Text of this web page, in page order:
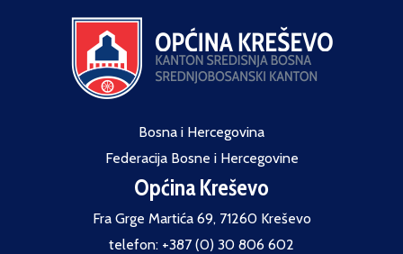
Bosna i Hercegovina
Federacija Bosne i Hercegovine
Općina Kreševo
Fra Grge Martića 69, 71260 Kreševo
telefon: +387 (0) 30 806 602